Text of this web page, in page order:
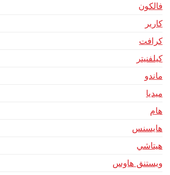
فالكون
كارير
كرافت
كيلفنيتر
ماندو
ميديا
هام
هايسنس
هيتاشي
ويستنق هاوس